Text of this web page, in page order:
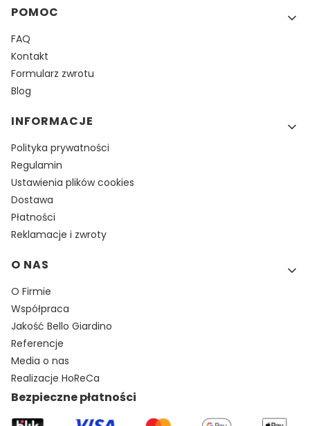
Linki w stopce
POMOC
FAQ
Kontakt
Formularz zwrotu
Blog
INFORMACJE
Polityka prywatności
Regulamin
Ustawienia plików cookies
Dostawa
Płatności
Reklamacje i zwroty
O NAS
O Firmie
Współpraca
Jakość Bello Giardino
Referencje
Media o nas
Realizacje HoReCa
Bezpieczne płatności